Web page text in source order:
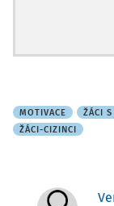
MOTIVACE ŽÁCI
ŽÁCI-CIZINCI